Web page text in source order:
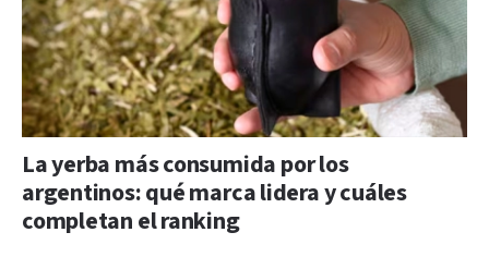
La yerba más consumida por los
argentinos: qué marca lidera y cuáles
completan el ranking